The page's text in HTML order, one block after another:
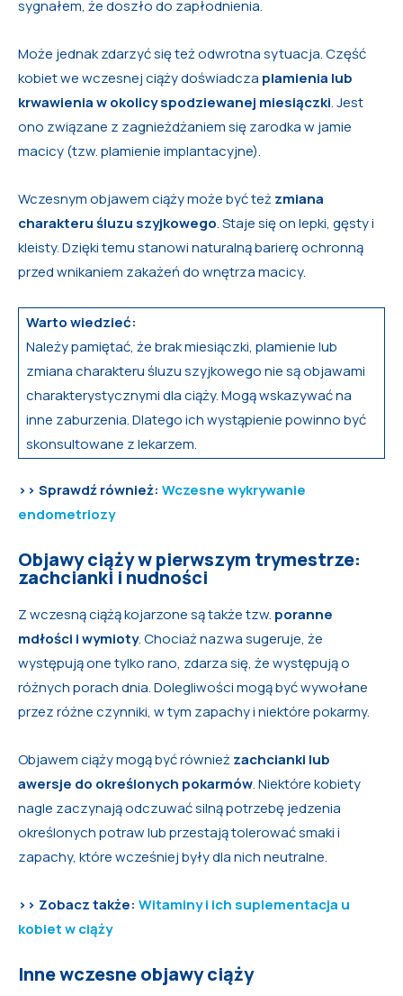
sygnałem, że doszło do zapłodnienia.
Może jednak zdarzyć się też odwrotna sytuacja. Część
kobiet we wczesnej ciąży doświadcza plamienia lub
krwawienia w okolicy spodziewanej miesiączki. Jest
ono związane z zagnieżdżaniem się zarodka w jamie
macicy (tzw. plamienie implantacyjne).
Wczesnym objawem ciąży może być teżzmiana
charakteru śluzu szyjkowego. Staje się on lepki, gęsty i
kleisty. Dzięki temu stanowi naturalną barierę ochronną
przed wnikaniem zakażeń do wnętrza macicy.
Warto wiedzieć:
Należy pamiętać, że brak miesiączki, plamienie lub
zmiana charakteru śluzu szyjkowego nie są objawami
charakterystycznymi dla ciąży. Mogą wskazywać na
inne zaburzenia. Dlatego ich wystąpienie powinno być
skonsultowane z lekarzem.
>> Sprawdź również: Wczesne wykrywanie
endometriozy
Objawy ciąży w pierwszym trymestrze:
zachcianki i nudności
Z wczesną ciążą kojarzone są także tzw. poranne
mdłości i wymioty. Chociaż nazwa sugeruje, że
występują one tylko rano, zdarza się, że występują o
różnych porach dnia. Dolegliwości mogą być wywołane
przez różne czynniki, w tym zapachy i niektóre pokarmy.
Objawem ciąży mogą być równieżzachcianki lub
awersje do określonych pokarmów. Niektóre kobiety
nagle zaczynają odczuwać silną potrzebę jedzenia
określonych potraw lub przestają tolerować smaki i
zapachy, które wcześniej były dla nich neutralne.
>> Zobacz także: Witaminy i ich suplementacja u
kobiet w ciąży
Inne wczesne objawy ciąży